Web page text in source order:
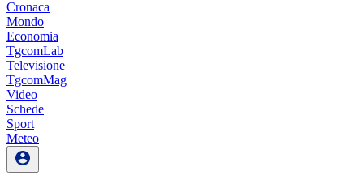
Cronaca
Mondo
Economia
TgcomLab
Televisione
TgcomMag
Video
Schede
Sport
Meteo